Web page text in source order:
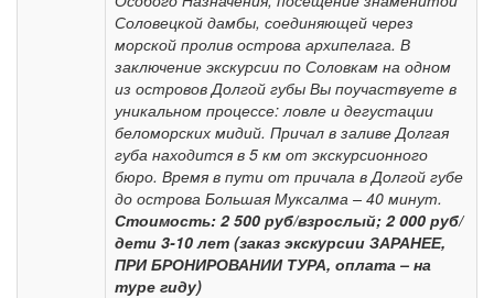
Соловецкой дамбы, соединяющей через
морской пролив острова архипелага. В
заключение экскурсии по Соловкам на одном
из островов Долгой губы Вы поучаствуете в
уникальном процессе: ловле и дегустации
беломорских мидий. Причал в заливе Долгая
губа находится в 5 км от экскурсионного
бюро. Время в пути от причала в Долгой губе
до острова Большая Муксалма – 40 минут.
Стоимость: 2 500 руб/взрослый; 2 000 руб/
дети 3-10 лет (заказ экскурсии ЗАРАНЕЕ,
ПРИ БРОНИРОВАНИИ ТУРА, оплата – на
туре гиду)